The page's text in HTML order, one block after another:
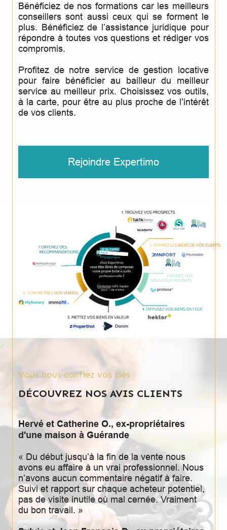
Bénéficiez de nos formations car les meilleurs
conseillers sont aussi ceux qui se forment le
plus. Bénéficiez de l’assistance juridique pour
répondre à toutes vos questions et rédiger vos
compromis.
Profitez de notre service de gestion locative
pour faire bénéficier au bailleur du meilleur
service au meilleur prix. Choisissez vos outils,
à la carte, pour être au plus proche de l’intérêt
de vos clients.
Rejoindre Expertimo
Vous nous confiez vos clés
DÉCOUVREZ NOS AVIS CLIENTS
Hervé et Catherine O., ex-propriétaires
d'une maison à Guérande
« Du début jusqu’à la fin de la vente nous
avons eu affaire à un vrai professionnel. Nous
n’avons aucun commentaire négatif à faire.
Suivi et rapport sur chaque acheteur potentiel,
pas de visite inutile où mal cernée. Vraiment
du bon travail. »